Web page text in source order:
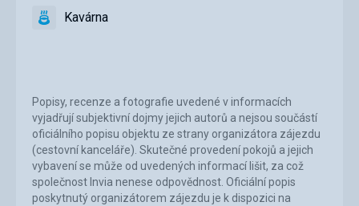
Popisy, recenze a fotografie uvedené v informacích
vyjadřují subjektivní dojmy jejich autorů a nejsou součástí
oficiálního popisu objektu ze strany organizátora zájezdu
(cestovní kanceláře). Skutečné provedení pokojů a jejich
vybavení se může od uvedených informací lišit, za což
společnost Invia nenese odpovědnost. Oficiální popis
poskytnutý organizátorem zájezdu je k dispozici na
KavárnaKavárna
ano